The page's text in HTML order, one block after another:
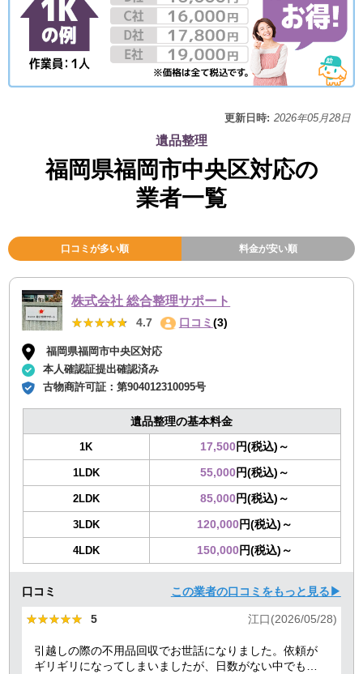
更新日時: 2026年05月28日
遺品整理
福岡県福岡市中央区対応の
業者一覧
口コミが多い順 料金が安い順
株式会社 総合整理サポート
★★★★★
★★★★★ 4.7 口コミ (3)
福岡県福岡市中央区対応
本人確認証提出確認済み
古物商許可証：第904012310095号
遺品整理の基本料金
1K 17,500円(税込)～
1LDK 55,000円(税込)～
2LDK 85,000円(税込)～
3LDK 120,000円(税込)～
4LDK 150,000円(税込)～
口コミ この業者の口コミをもっと見る▶
★★★★★
★★★★★ 5 江口(2026/05/28)
引越しの際の不用品回収でお世話になりました。依頼が
ギリギリになってしまいましたが、日数がない中でも迅